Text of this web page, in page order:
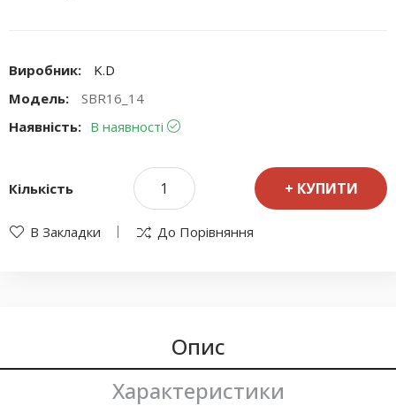
Виробник:
K.D
Модель:
SBR16_14
Наявність: В наявності
Кількість КУПИТИ
В Закладки До Порівняння
Опис
Характеристики